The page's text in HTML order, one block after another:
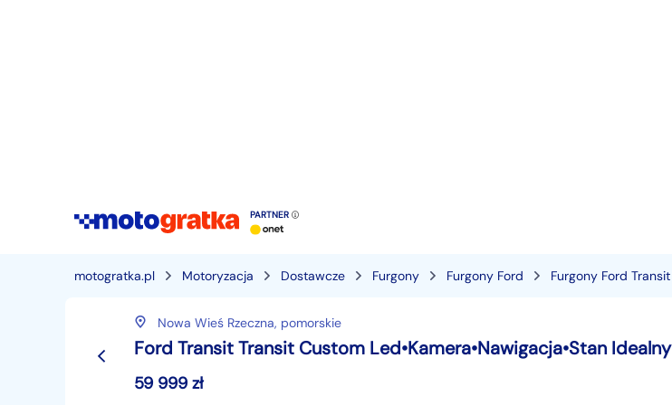
PARTNER
motogratka.pl Motoryzacja Dostawcze Furgony Furgony Ford Furgony Ford Transit
Nowa Wieś Rzeczna, pomorskie
Ford Transit Transit Custom Led•Kamera•Nawigacja•Stan Idealny
59 999 zł